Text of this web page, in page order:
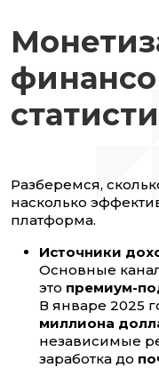
Разберемся,
насколько
платформа.
Источники
Основные
это премиум-
В январе 2025
миллиона
независимые
заработка до